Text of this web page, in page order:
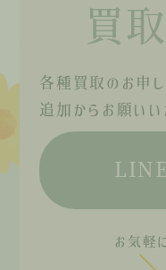
買
各種買取のお申
追加からお願いい
LINE
お気軽